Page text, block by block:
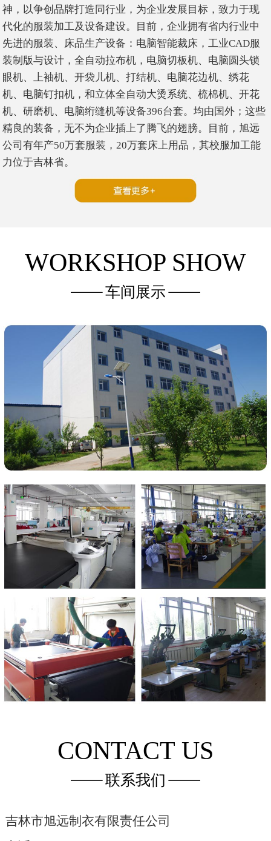
神，以争创品牌打造同行业，为企业发展目标，致力于现
代化的服装加工及设备建设。目前，企业拥有省内行业中
先进的服装、床品生产设备：电脑智能裁床，工业CAD服
装制版与设计，全自动拉布机，电脑切板机、电脑圆头锁
眼机、上袖机、开袋儿机、打结机、电脑花边机、绣花
机、电脑钉扣机，和立体全自动大烫系统、梳棉机、开花
机、研磨机、电脑绗缝机等设备396台套。均由国外；这些
精良的装备，无不为企业插上了腾飞的翅膀。目前，旭远
公司有年产50万套服装，20万套床上用品，其校服加工能
力位于吉林省。
WORKSHOP SHOW
车间展示
CONTACT US
联系我们
吉林市旭远制衣有限责任公司